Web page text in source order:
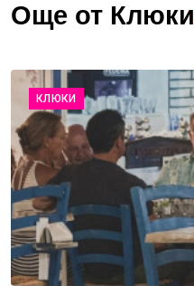
Още от Клюки
КЛЮКИ